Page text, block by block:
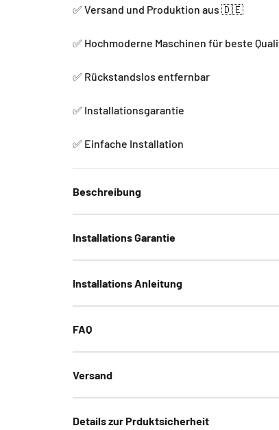
✅ Versand und Produktion aus 🇩🇪
✅ Hochmoderne Maschinen für beste
✅ Rückstandslos entfernbar
✅ Installationsgarantie
✅ Einfache Installation
Beschreibung
Installations Garantie
Installations Anleitung
FAQ
Versand
Details zur Prduktsicherheit